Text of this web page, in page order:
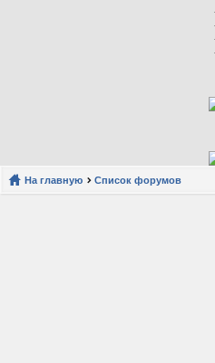
На главную Список форумов